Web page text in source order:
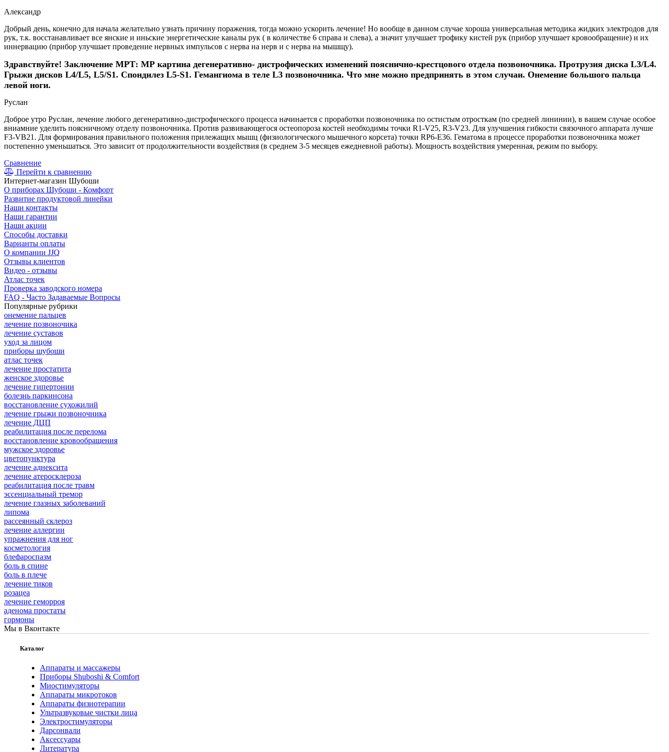
Александр
Добрый день, конечно для начала желательно узнать причину поражения, тогда можно ускорить лечение! Но вообще в данном случае хороша универсальная методика жидких электродов для
рук, т.к. восстанавливает все янские и иньские энергетические каналы рук ( в количестве 6 справа и слева), а значит улучшает трофику кистей рук (прибор улучшает кровообращение) и их
иннервацию (прибор улучшает проведение нервных импульсов с нерва на нерв и с нерва на мышщу).
Здравствуйте! Заключение МРТ: МР картина дегенеративно- дистрофических изменений пояснично-крестцового отдела позвоночника. Протрузия диска L3/L4.
Грыжи дисков L4/L5, L5/S1. Спондилез L5-S1. Гемангиома в теле L3 позвоночника. Что мне можно предпринять в этом случаи. Онемение большого пальца
левой ноги.
Руслан
Доброе утро Руслан, лечение любого дегенеративно-дистрофического процесса начинается с проработки позвоночника по остистым отросткам (по средней лининии), в вашем случае особое
вниамние уделить поясничному отделу позвоночника. Против развивающегося остеопороза костей необходимы точки R1-V25, R3-V23. Для улучшения гибкости связочного аппарата лучше
F3-VB21. Для формирования правильного положения прилежащих мышц (физиологического мышечного корсета) точки RP6-E36. Гематома в процессе проработки позвоночника может
постепенно уменьшаться. Это зависит от продолжительности воздействия (в среднем 3-5 месяцев ежедневной работы). Мощность воздействия умеренная, режим по выбору.
Сравнение
Перейти к сравнению
Интернет-магазин Шубоши
О приборах Шубоши - Комфорт
Развитие продуктовой линейки
Наши контакты
Наши гарантии
Наши акции
Способы доставки
Варианты оплаты
О компании JJQ
Отзывы клиентов
Видео - отзывы
Атлас точек
Проверка заводского номера
FAQ - Часто Задаваемые Вопросы
Популярные рубрики
онемение пальцев
лечение позвоночика
лечение суставов
уход за лицом
приборы шубоши
атлас точек
лечение простатита
женское здоровье
лечение гипертонии
болезнь паркинсона
восстановление сухожилий
лечение грыжи позвоночника
лечение ДЦП
реабилитация после перелома
восстановление кровообращения
мужское здоровье
цветопунктура
лечение аднексита
лечение атеросклероза
реабилитация после травм
эссенциальный тремор
лечение глазных заболеваний
липома
рассеянный склероз
лечение аллергии
упражнения для ног
косметология
блефароспазм
боль в спине
боль в плече
лечение тиков
розацеа
лечение геморроя
аденома простаты
гормоны
Мы в Вконтакте
Каталог
Аппараты и массажеры
Приборы Shuboshi & Comfort
Миостимуляторы
Аппараты микротоков
Аппараты физиотерапии
Ультразвуковые чистки лица
Электростимуляторы
Дарсонвали
Аксессуары
Литература